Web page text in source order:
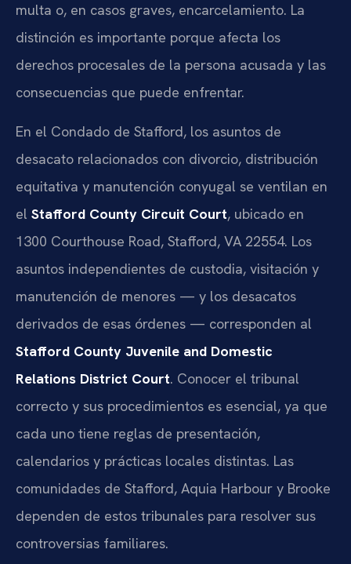
multa o, en casos graves, encarcelamiento. La
distinción es importante porque afecta los
derechos procesales de la persona acusada y las
consecuencias que puede enfrentar.
En el Condado de Stafford, los asuntos de
desacato relacionados con divorcio, distribución
equitativa y manutención conyugal se ventilan en
el Stafford County Circuit Court, ubicado en
1300 Courthouse Road, Stafford, VA 22554. Los
asuntos independientes de custodia, visitación y
manutención de menores — y los desacatos
derivados de esas órdenes — corresponden al
Stafford County Juvenile and Domestic
Relations District Court. Conocer el tribunal
correcto y sus procedimientos es esencial, ya que
cada uno tiene reglas de presentación,
calendarios y prácticas locales distintas. Las
comunidades de Stafford, Aquia Harbour y Brooke
dependen de estos tribunales para resolver sus
controversias familiares.